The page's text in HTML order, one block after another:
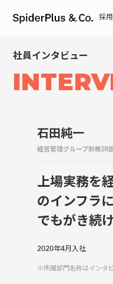
採
社員インタビュー
石田純一
経営管理グループ財務IR
上場実務を
のインフラ
でもがき続
2020年4月入社
※所属部門名称はインタ